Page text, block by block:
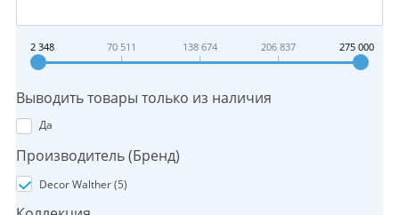
2 348 70 511 138 674 206 837 275 000
Выводить товары только из наличия
Да
Производитель (Бренд)
Decor Walther (5)